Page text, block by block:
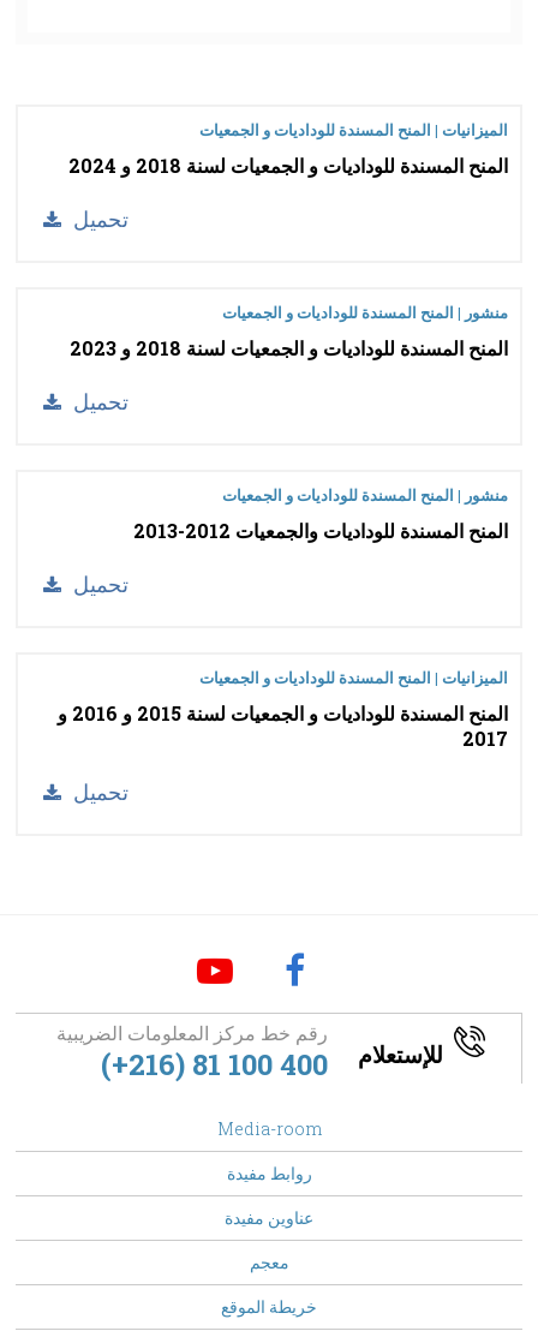
الميزانيات | المنح المسندة للوداديات و الجمعيات
المنح المسندة للوداديات و الجمعيات لسنة 2018 و 2024
تحميل
منشور | المنح المسندة للوداديات و الجمعيات
المنح المسندة للوداديات و الجمعيات لسنة 2018 و 2023
تحميل
منشور | المنح المسندة للوداديات و الجمعيات
المنح المسندة للوداديات والجمعيات 2012-2013
تحميل
الميزانيات | المنح المسندة للوداديات و الجمعيات
المنح المسندة للوداديات و الجمعيات لسنة 2015 و 2016 و
2017
تحميل
للإستعلام
رقم خط مركز المعلومات الضريبية
(+216) 81 100 400
Media-room
روابط مفيدة
عناوين مفيدة
معجم
خريطة الموقع